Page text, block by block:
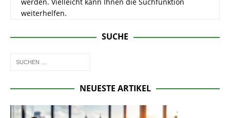
weiterhelfen.
SUCHE
NEUESTE ARTIKEL